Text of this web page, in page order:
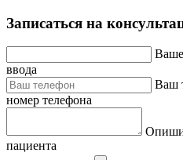
Записаться на
ввода
Ваш
номер телефона
пациента